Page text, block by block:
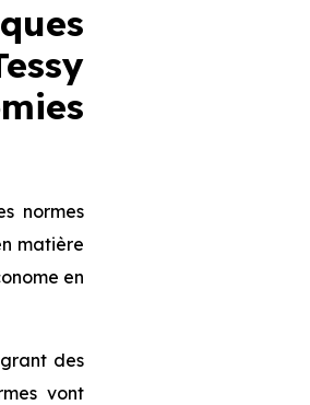
normes
matière
en
des
vont